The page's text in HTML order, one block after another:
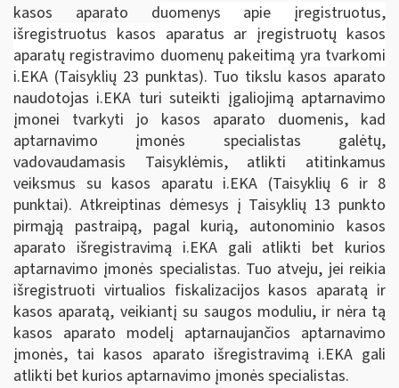
kasos aparato duomenys apie įregistruotus,
išregistruotus kasos aparatus ar įregistruotų kasos
aparatų registravimo duomenų pakeitimą yra tvarkomi
i.EKA (Taisyklių 23 punktas). Tuo tikslu kasos aparato
naudotojas i.EKA turi suteikti įgaliojimą aptarnavimo
įmonei tvarkyti jo kasos aparato duomenis, kad
aptarnavimo įmonės specialistas galėtų,
vadovaudamasis Taisyklėmis, atlikti atitinkamus
veiksmus su kasos aparatu i.EKA (Taisyklių 6 ir 8
punktai). Atkreiptinas dėmesys į Taisyklių 13 punkto
pirmąją pastraipą, pagal kurią, autonominio kasos
aparato išregistravimą i.EKA gali atlikti bet kurios
aptarnavimo įmonės specialistas. Tuo atveju, jei reikia
išregistruoti virtualios fiskalizacijos kasos aparatą ir
kasos aparatą, veikiantį su saugos moduliu, ir nėra tą
kasos aparato modelį aptarnaujančios aptarnavimo
įmonės, tai kasos aparato išregistravimą i.EKA gali
atlikti bet kurios aptarnavimo įmonės specialistas.